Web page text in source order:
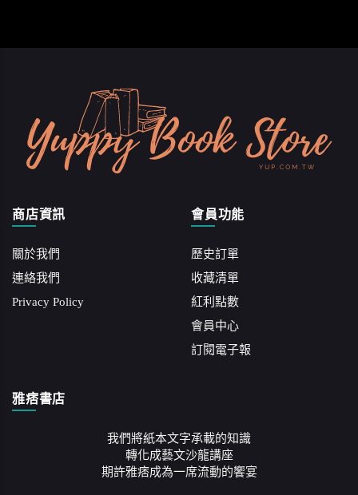
商店資訊
關於我們
連絡我們
Privacy Policy
會員功能
歷史訂單
收藏清單
紅利點數
會員中心
訂閱電子報
雅痞書店
我們將紙本文字承載的知識
轉化成藝文沙龍講座
期許雅痞成為一席流動的饗宴